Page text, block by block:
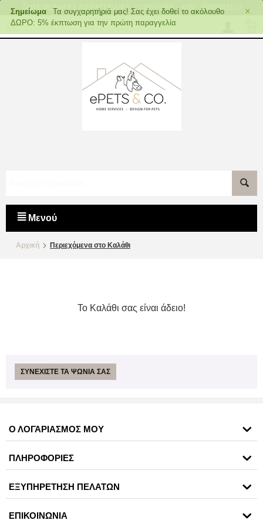
ΤΗΛΕΦΩΝΙΚΕΣ ΠΑΡΑΓΓΕΛΙΕΣ 2130555955 - KIN : 6948481157 ×
Σημείωμα
Τα συγχαρητήριά μας! Σας έχει δοθεί το ακόλουθο
ΔΩΡΟ: 5% έκπτωση για την πρώτη παραγγελία
Μενού
Αρχική Περιεχόμενα στο Καλάθι
Το Καλάθι σας είναι άδειο!
ΣΥΝΕΧΊΣΤΕ ΤΑ ΨΏΝΙΑ ΣΑΣ
Ο ΛΟΓΑΡΙΑΣΜΟΣ ΜΟΥ
ΠΛΗΡΟΦΟΡΙΕΣ
ΕΞΥΠΗΡΕΤΗΣΗ ΠΕΛΑΤΩΝ
ΕΠΙΚΟΙΝΩΝΙΑ